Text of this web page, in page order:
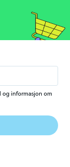
informasjon om